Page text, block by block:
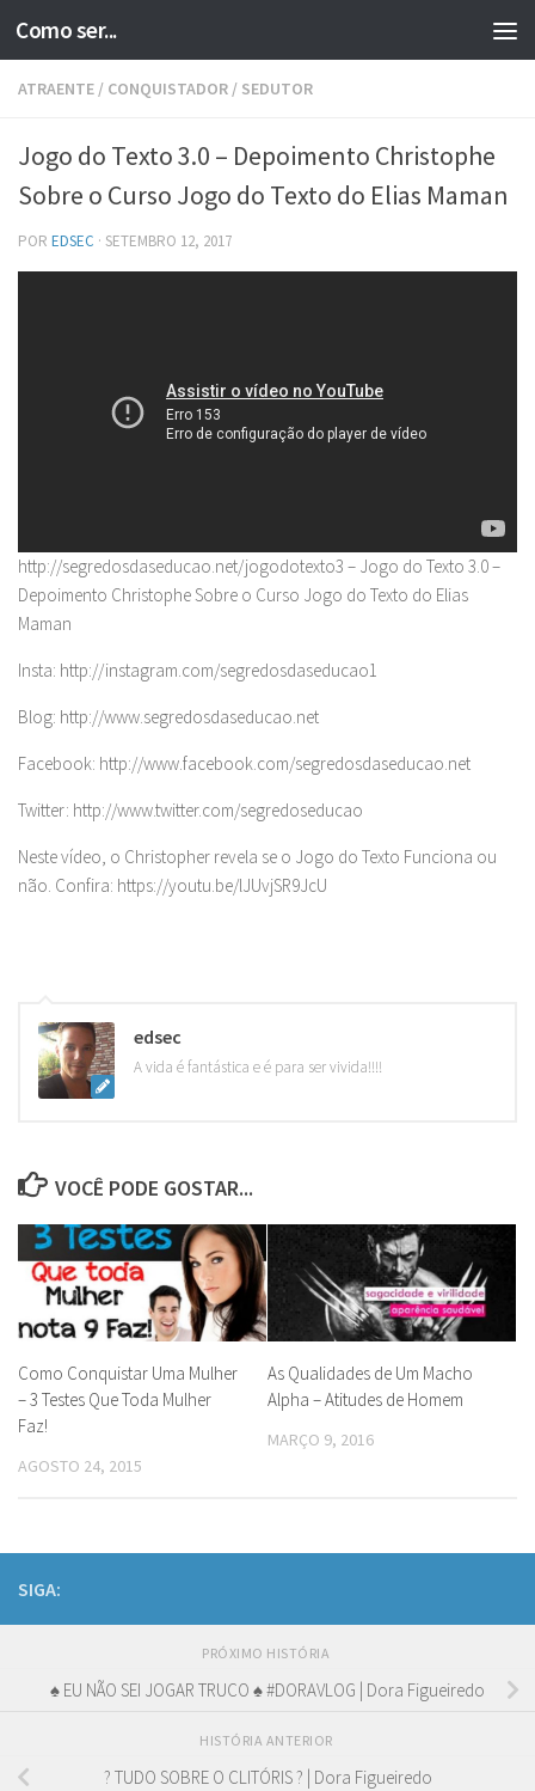
Skip to content
Como ser...
ATRAENTE / CONQUISTADOR / SEDUTOR
Jogo do Texto 3.0 – Depoimento Christophe
Sobre o Curso Jogo do Texto do Elias Maman
POR EDSEC · SETEMBRO 12, 2017
http://segredosdaseducao.net/jogodotexto3 – Jogo do Texto 3.0 –
Depoimento Christophe Sobre o Curso Jogo do Texto do Elias
Maman
Insta: http://instagram.com/segredosdaseducao1
Blog: http://www.segredosdaseducao.net
Facebook: http://www.facebook.com/segredosdaseducao.net
Twitter: http://www.twitter.com/segredoseducao
Neste vídeo, o Christopher revela se o Jogo do Texto Funciona ou
não. Confira: https://youtu.be/lJUvjSR9JcU
edsec
A vida é fantástica e é para ser vivida!!!!
VOCÊ PODE GOSTAR...
Como Conquistar Uma Mulher
– 3 Testes Que Toda Mulher
Faz!
AGOSTO 24, 2015
As Qualidades de Um Macho
Alpha – Atitudes de Homem
MARÇO 9, 2016
SIGA:
PRÓXIMO HISTÓRIA
♠ EU NÃO SEI JOGAR TRUCO ♠ #DORAVLOG | Dora Figueiredo
HISTÓRIA ANTERIOR
? TUDO SOBRE O CLITÓRIS ? | Dora Figueiredo